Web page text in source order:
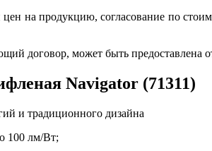
цен на продукцию, согласование по
договор, может быть предоставлена
Navigator (71311)
и традиционного дизайна
100 лм/Вт;